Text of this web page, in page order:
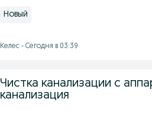
Новый
Келес - Сегодня в 03:39
Чистка канализации с
канализация